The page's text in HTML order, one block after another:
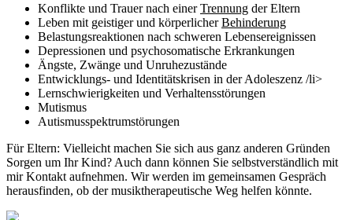
Konflikte und Trauer nach einerTrennung der Eltern
Leben mit geistiger und körperlicherBehinderung
Belastungsreaktionen nach schweren Lebensereignissen
Depressionen und psychosomatische Erkrankungen
Ängste, Zwänge und Unruhezustände
Entwicklungs- und Identitätskrisen in der Adoleszenz /li>
Lernschwierigkeiten und Verhaltensstörungen
Mutismus
Autismusspektrumstörungen
Für Eltern: Vielleicht machen Sie sich aus ganz anderen Gründen
Sorgen um Ihr Kind? Auch dann können Sie selbstverständlich mit
mir Kontakt aufnehmen. Wir werden im gemeinsamen Gespräch
herausfinden, ob der musiktherapeutische Weg helfen könnte.